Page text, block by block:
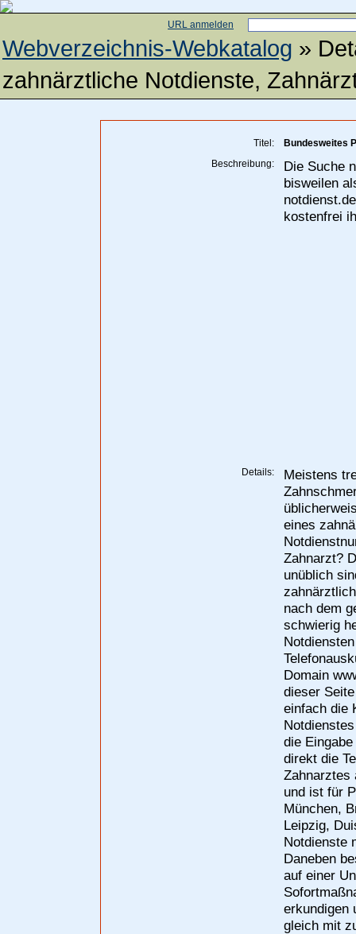
URL anmelden
Webverzeichnis-Webkatalog »
zahnärztliche Notdienste,
Titel:
Bundesweites
Beschreibung:
Die Suche
bisweilen
kostenfrei
Details:
Meistens
eines
Zahnarzt?
unüblich
nach dem
schwierig
Domain
dieser
einfach die
die
direkt die
Zahnarztes
und ist für
München,
Leipzig,
Notdienste
Daneben
auf einer
erkundigen
gleich mit